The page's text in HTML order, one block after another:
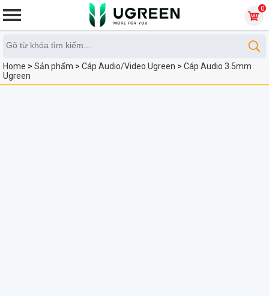
0
Home > Sản phẩm > Cáp Audio/Video Ugreen > Cáp Audio 3.5mm
Ugreen